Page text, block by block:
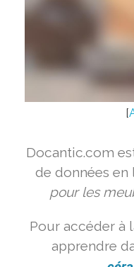
[
Docantic.com
de données en
pour les
Pour accéder à
apprendre